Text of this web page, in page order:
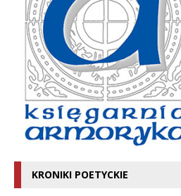
KRONIKI POETYCKIE